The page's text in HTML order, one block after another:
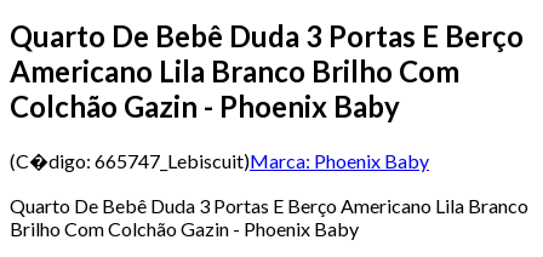
Quarto De Bebê Duda 3 Portas E Berço
Americano Lila Branco Brilho Com
Colchão Gazin - Phoenix Baby
(C�digo: 665747_Lebiscuit)Marca: Phoenix Baby
Quarto De Bebê Duda 3 Portas E Berço Americano Lila Branco
Brilho Com Colchão Gazin - Phoenix Baby